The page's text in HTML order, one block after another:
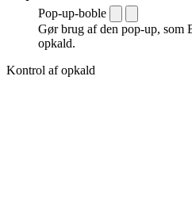
Pop-up-boble
Gør brug af den pop-up, som
opkald.
Kontrol af opkald